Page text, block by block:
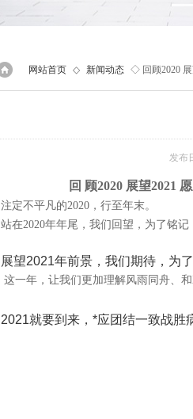
网站首页 ◇ 新闻动态 ◇ 回顾2020 展
发布
回 顾2020 展望2021
注定不平凡的2020，行至年末。
站在2020年年尾，我们回望，为了铭记
展望2021年前景，我们期待，为
这一年，让我们更加理解风雨同舟、和
2021就要到来，*应团结一致战胜
祝福